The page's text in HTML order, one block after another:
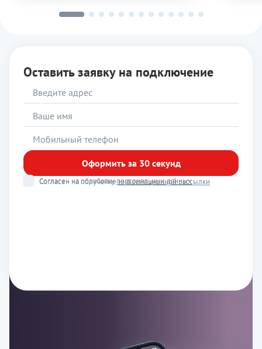
Оставить заявку на подключение
Оформить за 30 секунд
Согласен на обработкуперсональных данных
Согласен на получениеинформационной рассылки